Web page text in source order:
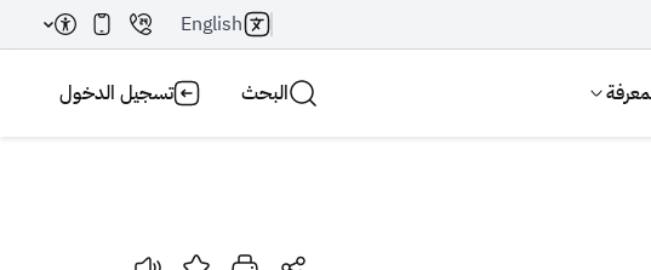
English
البحث تسجيل الدخول